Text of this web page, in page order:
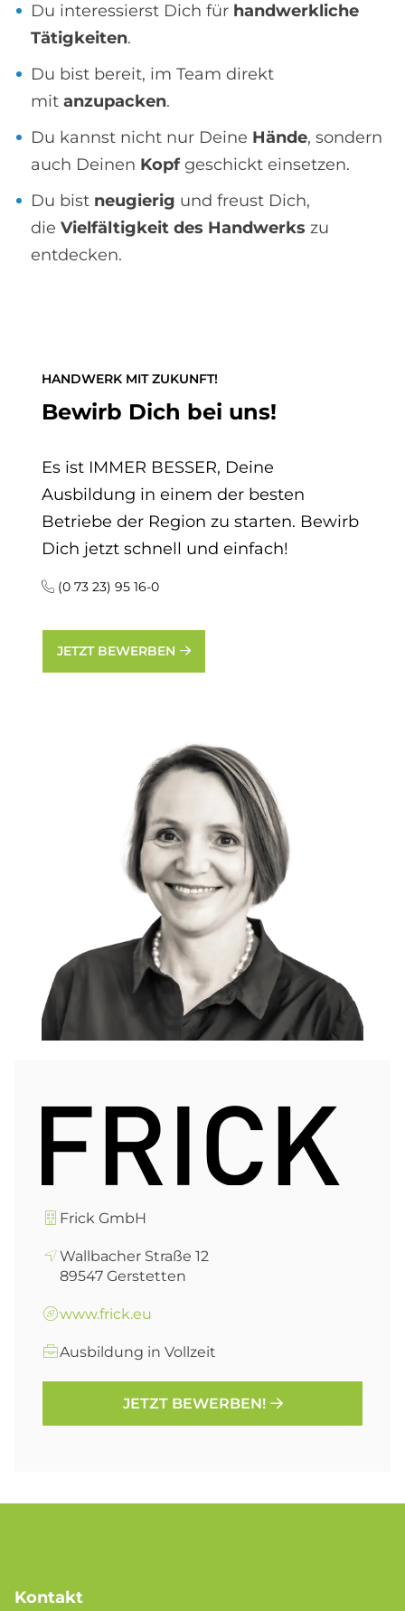
Du interessierst Dich für handwerkliche
Tätigkeiten.
Du bist bereit, im Team direkt
mit anzupacken.
Du kannst nicht nur Deine Hände, sondern
auch Deinen Kopf geschickt einsetzen.
Du bist neugierig und freust Dich,
die Vielfältigkeit des Handwerks zu
entdecken.
HANDWERK MIT ZUKUNFT!
Be­wirb Dich bei uns!
Es ist IMMER BESSER, Deine
Ausbildung in einem der besten
Betriebe der Region zu starten. Bewirb
Dich jetzt schnell und einfach!
(0 73 23) 95 16-0
JETZT BEWERBEN
Frick GmbH
Wallbacher Straße 12
89547 Gerstetten
www.frick.eu
Ausbildung in Vollzeit
JETZT BEWERBEN!
Kontakt